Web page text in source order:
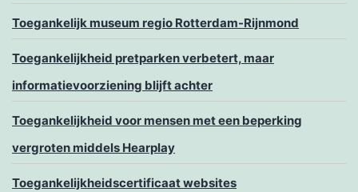
Toegankelijk museum regio Rotterdam-Rijnmond
Toegankelijkheid pretparken verbetert, maar
informatievoorziening blijft achter
Toegankelijkheid voor mensen met een beperking
vergroten middels Hearplay
Toegankelijkheidscertificaat websites